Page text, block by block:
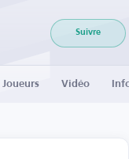
Suivre
Joueurs Vidéo